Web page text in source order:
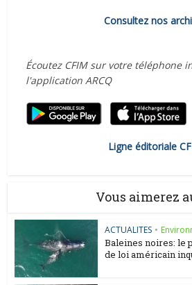
Consultez nos
Écoutez CFIM sur votre téléphone
l'application ARCQ
Ligne éditoriale
Vous aimerez
ACTUALITES •
Baleines noires: le
de loi américain